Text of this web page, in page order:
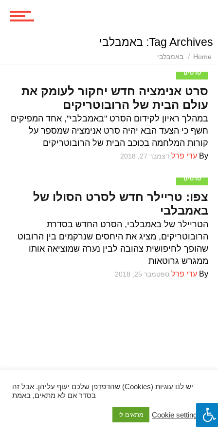
ביקורות סרטים
סדרות
משחקים
ביקורות משחקים
ספרים וקומיקס
וכל השאר
Tag Archives: באמבלבי
Home באמבלבי
סרטים
סרט אנימציה חדש יחקור לעומק את
עולם הבית של הרובוטריקים
במהלך ראיון לקידום הסרט "באמבלבי", אחד המפיקים
חשף כי הצעד הבא יהיה סרט אנימציה שמספר על
קורות המלחמה בכוכב הבית של הרובוטריקים
By עדי פרל דצמבר 27, 2018
סרטים
צפו: טריילר חדש לסרט הסולו של
באמבלבי
הטריילר של באמבלבי, הסרט החדש בסדרת
הרובוטריקים, מציג את היחסים שנרקמים בין הרובוט
שהופך לחיפושית צהובה לבין נערה שמוציאה אותו
ממגרש גרוטאות
By עדי פרל ספטמבר 25, 2018
יש לנו עוגיות (Cookies) שהדפדפן שלכם יעוף עליהן. אבל זה
בסדר אם לא מתאים, באמת
Cookie settings מתאים לי